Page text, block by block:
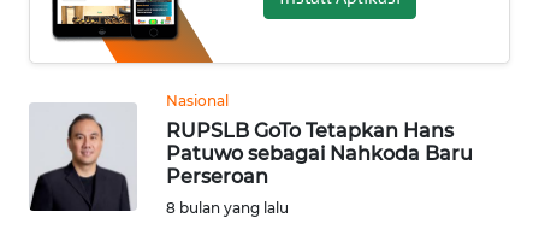
Nasional
RUPSLB GoTo Tetapkan Hans
Patuwo sebagai Nahkoda Baru
Perseroan
8 bulan yang lalu
SERBA-
SERBI
OPINI
Informasi